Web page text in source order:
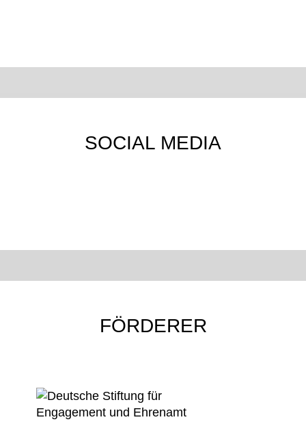
SOCIAL MEDIA
FÖRDERER